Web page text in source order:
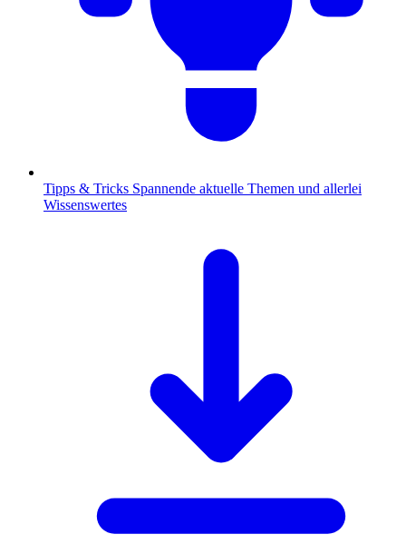
Tipps & Tricks Spannende aktuelle Themen und allerlei
Wissenswertes